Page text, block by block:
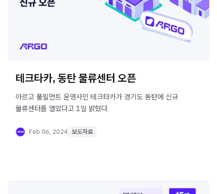
테크타카, 동탄 물류센터 오픈
아르고 풀필먼트 운영사인 테크타카가 경기도 동탄에 신규
물류센터를 열었다고 1일 밝혔다.
Feb 06, 2024 보도자료